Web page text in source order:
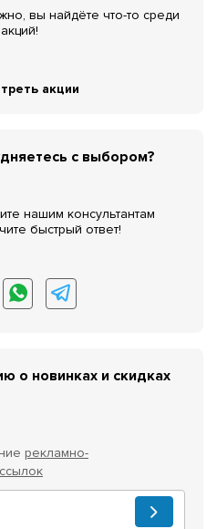
вы найдёте что-то среди
акции
с выбором?
нашим консультантам
быстрый ответ!
о новинках и скидках
рекламно-